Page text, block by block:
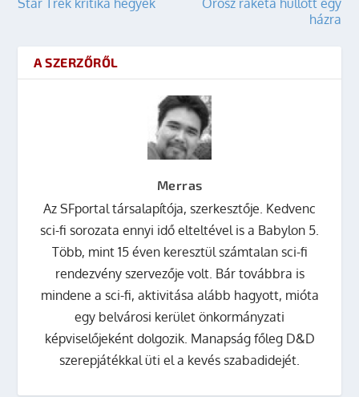
házra
A SZERZŐRŐL
Merras
Az SFportal társalapítója, szerkesztője. Kedvenc
sci-fi sorozata ennyi idő elteltével is a Babylon 5.
Több, mint 15 éven keresztül számtalan sci-fi
rendezvény szervezője volt. Bár továbbra is
mindene a sci-fi, aktivitása alább hagyott, mióta
egy belvárosi kerület önkormányzati
képviselőjeként dolgozik. Manapság főleg D&D
szerepjátékkal üti el a kevés szabadidejét.